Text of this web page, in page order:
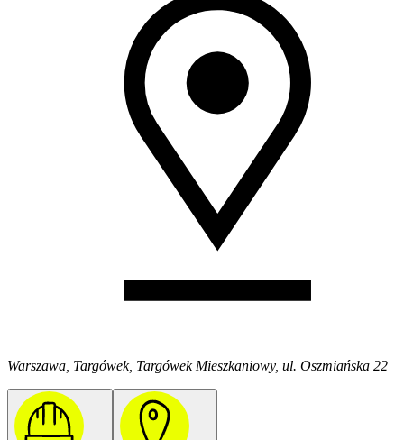
Warszawa, Targówek, Targówek Mieszkaniowy, ul. Oszmiańska 22